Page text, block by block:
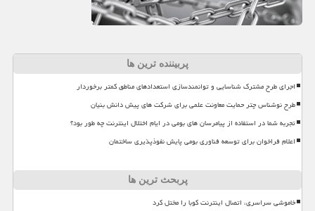
پربیننده ترین ها
اجرای طرح مشترک شناسایی و توانمندسازی استعدادهای مناطق کمتر برخوردار
طرح نوشناس چتر حمایت معاونت علمی برای شرکت های پیش دانش بنیان
تجربه شما در استفاده از پیامرسان های بومی در ایام اختلال اینترنت چه طور بود؟
اعلام فراخوان برای توسعه فناوری بومی پایش نفوذپذیری ساختمان
پربحث ترین ها
خاموشی سراسری، اتصال اینترنت کوبا را مختل کرد